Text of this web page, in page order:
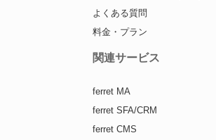
よくある質問
料金・プラン
関連サービス
ferret MA
ferret SFA/CRM
ferret CMS